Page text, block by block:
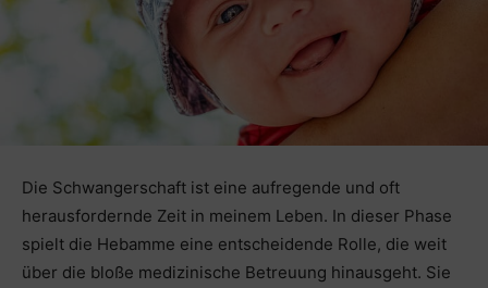
Die Schwangerschaft ist eine aufregende und oft
herausfordernde Zeit in meinem Leben. In dieser Phase
spielt die Hebamme eine entscheidende Rolle, die weit
über die bloße medizinische Betreuung hinausgeht. Sie